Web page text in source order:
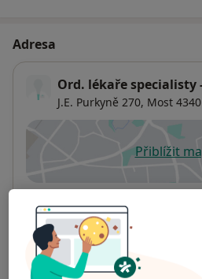
Adresa
Ord. lékaře specialisty
J.E. Purkyně 270, Most
Přiblížitse
Co mám v takové situaci
Způsoby platby (soukromé